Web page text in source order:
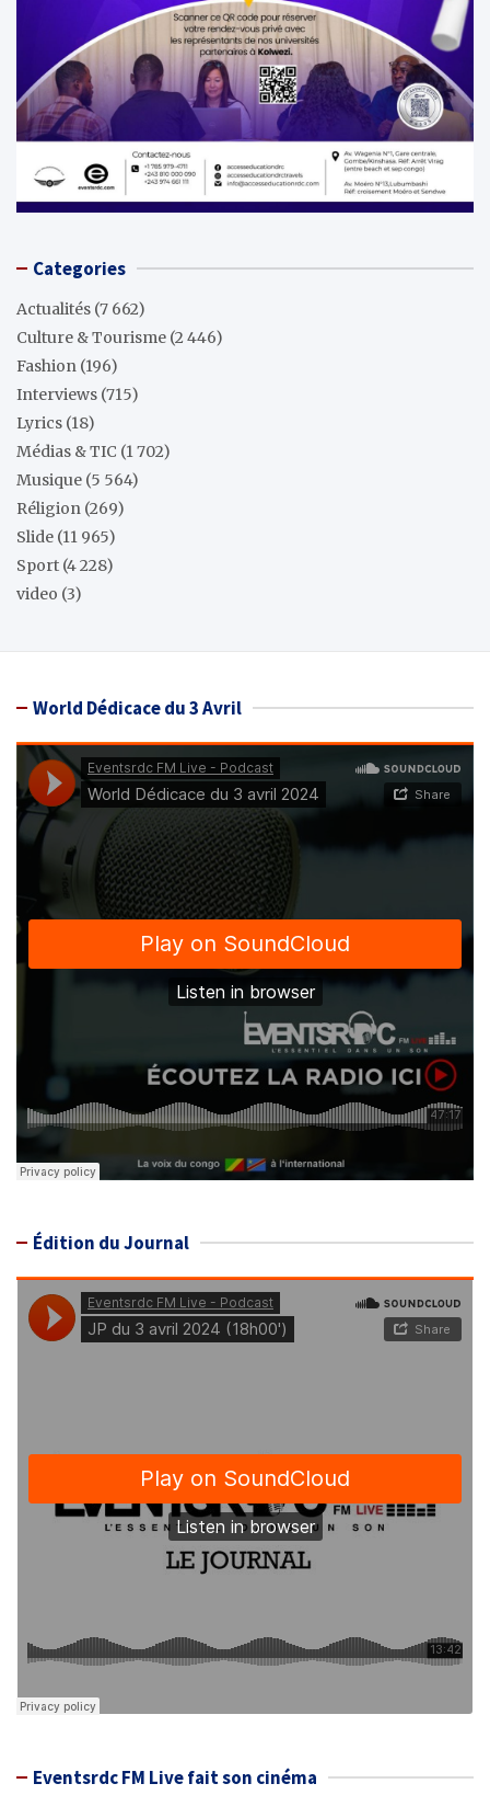
Categories
Actualités (7 662)
Culture & Tourisme (2 446)
Fashion (196)
Interviews (715)
Lyrics (18)
Médias & TIC (1 702)
Musique (5 564)
Réligion (269)
Slide (11 965)
Sport (4 228)
video (3)
World Dédicace du 3 Avril
Édition du Journal
Eventsrdc FM Live fait son cinéma